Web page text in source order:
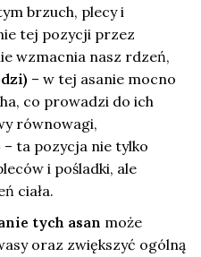
brzuch, plecy i
tej pozycji przez
wzmacnia nasz rdzeń,
– w tej asanie mocno
co prowadzi do ich
równowagi,
– ta pozycja nie tylko
i pośladki, ale
ciała.
tych asan może
oraz zwiększyć ogólną